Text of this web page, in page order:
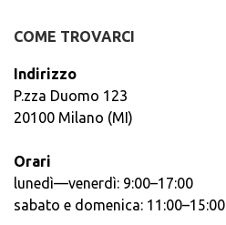
COME TROVARCI
Indirizzo
P.zza Duomo 123
20100 Milano (MI)
Orari
lunedì—venerdì: 9:00–17:00
sabato e domenica: 11:00–15:00